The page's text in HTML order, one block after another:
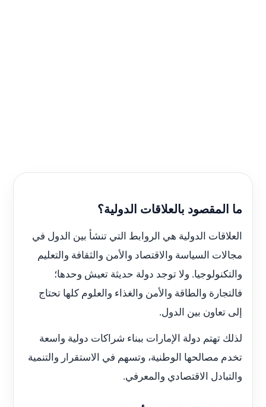
ما المقصود بالعلاقات الدولية؟
العلاقات الدولية هي الروابط التي تنشأ بين الدول في
مجالات السياسة والاقتصاد والأمن والثقافة والتعليم
والتكنولوجيا. ولا توجد دولة حديثة تعيش وحدها؛
فالتجارة والطاقة والأمن والغذاء والعلوم كلها تحتاج
إلى تعاون بين الدول.
لذلك تهتم دولة الإمارات ببناء شراكات دولية واسعة
تخدم مصالحها الوطنية، وتسهم في الاستقرار والتنمية
والتبادل الاقتصادي والمعرفي.